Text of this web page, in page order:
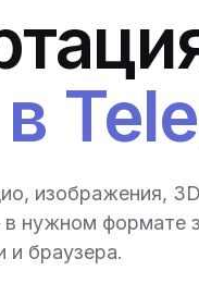
изображения,
нужном формате
и браузера.